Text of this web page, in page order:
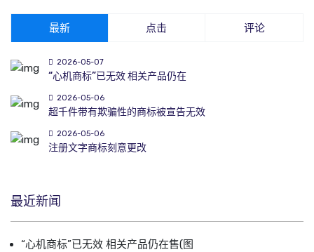
最新 点击 评论
2026-05-07
“心机商标”已无效 相关产品仍在
2026-05-06
超千件带有欺骗性的商标被宣告无效
2026-05-06
注册文字商标刻意更改
最近新闻
“心机商标”已无效 相关产品仍在售(图